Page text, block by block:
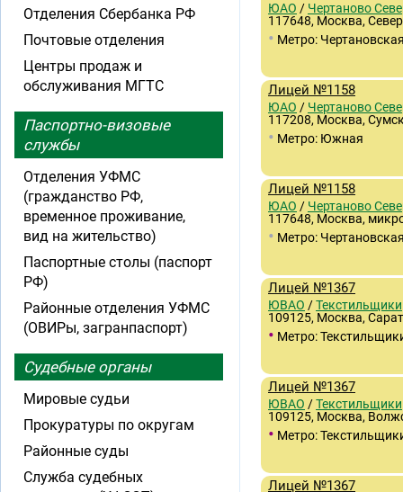
ЮАО / Чертаново
117648, Москва,
• Метро:
Лицей №1158
ЮАО / Чертаново
117208, Москва,
• Метро: Южная
Лицей №1158
ЮАО / Чертаново
117648, Москва,
• Метро:
Лицей №1367
ЮВАО /Текстильщики
109125, Москва,
• Метро:
Лицей №1367
ЮВАО /Текстильщики
109125, Москва,
• Метро:
Лицей №1367
Отделения Сбербанка РФ
Почтовые отделения
Центры продаж и
обслуживания МГТС
Паспортно-визовые
службы
Отделения УФМС
(гражданство РФ,
временное проживание,
вид на жительство)
Паспортные столы (паспорт
РФ)
Районные отделения УФМС
(ОВИРы, загранпаспорт)
Судебные органы
Мировые судьи
Прокуратуры по округам
Районные суды
Служба судебных